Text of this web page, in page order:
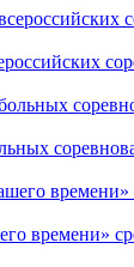
времени»